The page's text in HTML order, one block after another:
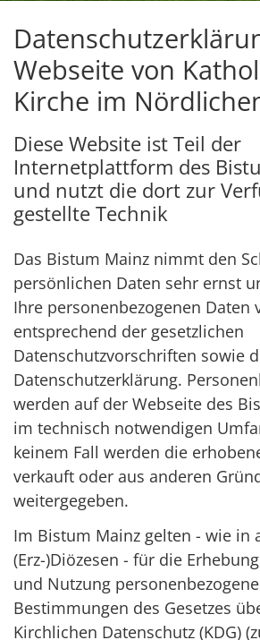
Webseite von
Kirche im
Diese Website ist Teil der
Internetplattform des
und nutzt die dort zur
gestellte Technik
Das Bistum Mainz nimmt den
persönlichen Daten sehr ernst
Ihre personenbezogenen Daten
entsprechend der gesetzlichen
Datenschutzvorschriften sowie
Datenschutzerklärung.
werden auf der Webseite des
im technisch notwendigen
keinem Fall werden die
verkauft oder aus anderen
weitergegeben.
Im Bistum Mainz gelten - wie in
(Erz-)Diözesen - für die
und Nutzung
Bestimmungen des Gesetzes
Kirchlichen Datenschutz (KDG)